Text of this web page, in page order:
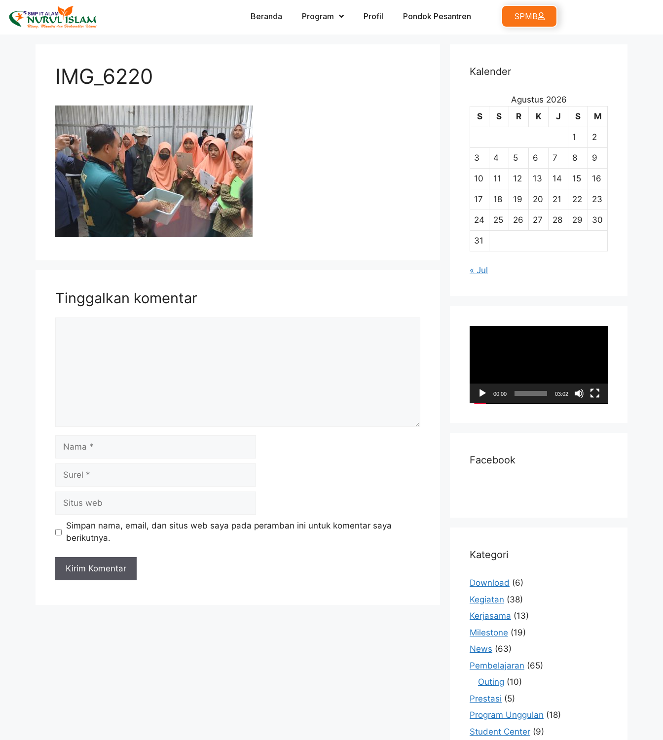
Beranda Program Profil Pondok Pesantren SPMB
IMG_6220
Tinggalkan komentar
Simpan nama, email, dan situs web saya pada peramban ini untuk komentar saya
berikutnya.
Kalender
Agustus 2026
S
S R K J S M
1 2
3 4 5 6 7 8 9
10 11 12 13 14 15 16
17 18 19 20 21 22 23
24 25 26 27 28 29 30
31
« Jul
00:00 03:02
Facebook
Kategori
Download (6)
Kegiatan (38)
Kerjasama (13)
Milestone (19)
News (63)
Pembelajaran (65)
Outing (10)
Prestasi (5)
Program Unggulan (18)
Student Center (9)